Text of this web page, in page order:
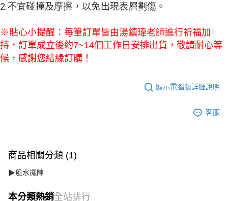
2.不宜碰撞及摩擦，以免出現表層劃傷 。
※貼心小提醒：每筆訂單皆由湯鎮瑋老師進行祈福加
持，訂單成立後約7~14個工作日安排出貨，敬請耐心等
候，感謝您結緣訂購！
顯示電腦版詳細說明
客服
商品相關分類 (1)
▶風水擺陣
本分類熱銷全站排行